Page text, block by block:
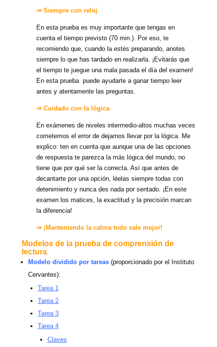
⇒ Siempre con reloj
En esta prueba es muy importante que tengas en
cuenta el tiempo previsto (70 min.). Por eso, te
recomiendo que, cuando la estés preparando, anotes
siempre lo que has tardado en realizarla. ¡Evitarás que
el tiempo te juegue una mala pasada el día del examen!
En esta prueba puede ayudarte a ganar tiempo leer
antes y atentamente las preguntas.
⇒ Cuidado con la lógica
En exámenes de niveles intermedio-altos muchas veces
cometemos el error de dejarnos llevar por la lógica. Me
explico: ten en cuenta que aunque una de las opciones
de respuesta te parezca la más lógica del mundo, no
tiene que por qué ser la correcta. Así que antes de
decantarte por una opción, léelas siempre todas con
detenimiento y nunca des nada por sentado. ¡En este
examen los matices, la exactitud y la precisión marcan
la diferencia!
⇒ ¡Manteniendo la calma todo sale mejor!
Modelos de la prueba de comprensión de
lectura
Modelo dividido por tareas (proporcionado por el Instituto
Cervantes):
Tarea 1
Tarea 2
Tarea 3
Tarea 4
Claves